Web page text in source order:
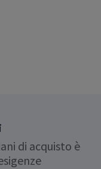
di acquisto è